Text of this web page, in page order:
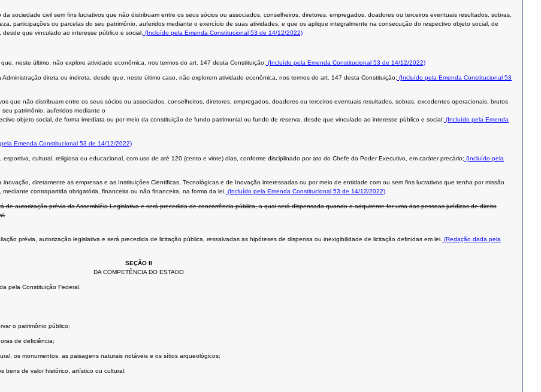
sociedade civil sem fins lucrativos que não distribuam entre os seus sócios ou associados, conselheiros, diretores, empregados, doadores ou terceiros eventuais resultados, sobras,
participações ou parcelas do seu patrimônio, auferidos mediante o exercício de suas atividades, e que os aplique integralmente na consecução do respectivo objeto social, de
que vinculado ao interesse público e social. (Incluído pela Emenda Constitucional 53 de 14/12/2022)
neste último, não explore atividade econômica, nos termos do art. 147 desta Constituição; (Incluído pela Emenda Constitucional 53 de 14/12/2022)
direta ou indireta, desde que, neste último caso, não explorem atividade econômica, nos termos do art. 147 desta Constituição; (Incluído pela Emenda Constitucional 53
que não distribuam entre os seus sócios ou associados, conselheiros, diretores, empregados, doadores ou terceiros eventuais resultados, sobras, excedentes operacionais, brutos
patrimônio, auferidos mediante o
objeto social, de forma imediata ou por meio da constituição de fundo patrimonial ou fundo de reserva, desde que vinculado ao interesse público e social; (Incluído pela Emenda
Emenda Constitucional 53 de 14/12/2022)
cultural, religiosa ou educacional, com uso de até 120 (cento e vinte) dias, conforme disciplinado por ato do Chefe do Poder Executivo, em caráter precário; (Incluído pela
diretamente as empresas e as Instituições Cientificas, Tecnológicas e de Inovação interessadas ou por meio de entidade com ou sem fins lucrativos que tenha por missão
contrapartida obrigatória, financeira ou não financeira, na forma da lei. (Incluído pela Emenda Constitucional 53 de 14/12/2022)
autorização prévia da Assembléia Legislativa e será precedida de concorrência pública, a qual será dispensada quando o adquirente for uma das pessoas jurídicas de direito
prévia, autorização legislativa e será precedida de licitação pública, ressalvadas as hipóteses de dispensa ou inexigibilidade de licitação definidas em lei. (Redação dada pela
SEÇÃO II
DA COMPETÊNCIA DO ESTADO
pela Constituição Federal.
o patrimônio público;
de deﬁciência;
os monumentos, as paisagens naturais notáveis e os sítios arqueológicos;
bens de valor histórico, artístico ou cultural;